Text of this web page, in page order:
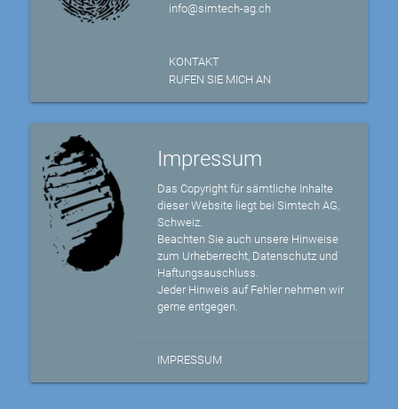
info@simtech-ag.ch
KONTAKT
RUFEN SIE MICH AN
Impressum
Das Copyright für sämtliche Inhalte
dieser Website liegt bei Simtech AG,
Schweiz.
Beachten Sie auch unsere Hinweise
zum Urheberrecht, Datenschutz und
Haftungsauschluss.
Jeder Hinweis auf Fehler nehmen wir
gerne entgegen.
IMPRESSUM